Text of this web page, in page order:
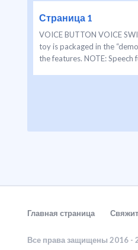
Страница 1
VOICE BUTTON VOICE
toy is packaged in the
the features. NOTE: Speech
Главная страница
Все права защищены 2016 -